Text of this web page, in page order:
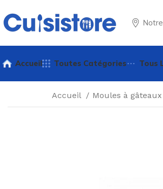
Accueil Toutes Catégories Tous
Accueil Moules à